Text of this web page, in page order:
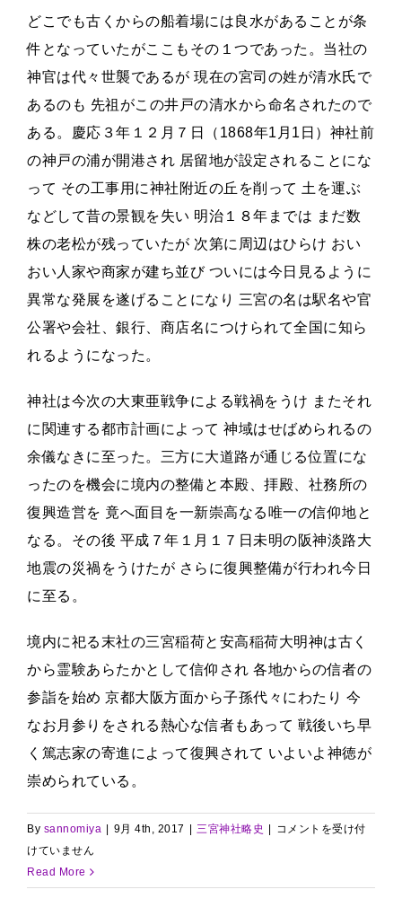
どこでも古くからの船着場には良水があることが条
件となっていたがここもその１つであった。当社の
神官は代々世襲であるが 現在の宮司の姓が清水氏で
あるのも 先祖がこの井戸の清水から命名されたので
ある。慶応３年１２月７日（1868年1月1日）神社前
の神戸の浦が開港され 居留地が設定されることにな
って その工事用に神社附近の丘を削って 土を運ぶ
などして昔の景観を失い 明治１８年までは まだ数
株の老松が残っていたが 次第に周辺はひらけ おい
おい人家や商家が建ち並び ついには今日見るように
異常な発展を遂げることになり 三宮の名は駅名や官
公署や会社、銀行、商店名につけられて全国に知ら
れるようになった。
神社は今次の大東亜戦争による戦禍をうけ またそれ
に関連する都市計画によって 神域はせばめられるの
余儀なきに至った。三方に大道路が通じる位置にな
ったのを機会に境内の整備と本殿、拝殿、社務所の
復興造営を 竟へ面目を一新崇高なる唯一の信仰地と
なる。その後 平成７年１月１７日未明の阪神淡路大
地震の災禍をうけたが さらに復興整備が行われ今日
に至る。
境内に祀る末社の三宮稲荷と安高稲荷大明神は古く
から霊験あらたかとして信仰され 各地からの信者の
参詣を始め 京都大阪方面から子孫代々にわたり 今
なお月参りをされる熱心な信者もあって 戦後いち早
く篤志家の寄進によって復興されて いよいよ神徳が
崇められている。
By sannomiya 9月 4th, 2017 三宮神社略史
(続)
コメントを受け付
けていません
Read More